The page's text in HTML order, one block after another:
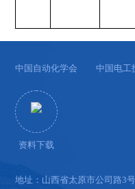
中国自动化学会 中国电工
资料下载
地址：山西省太原市公司路3号